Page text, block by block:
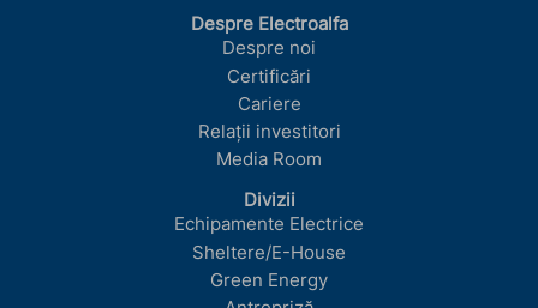
Despre Electroalfa
Despre noi
Certificări
Cariere
Relații investitori
Media Room
Divizii
Echipamente Electrice
Sheltere/E-House
Green Energy